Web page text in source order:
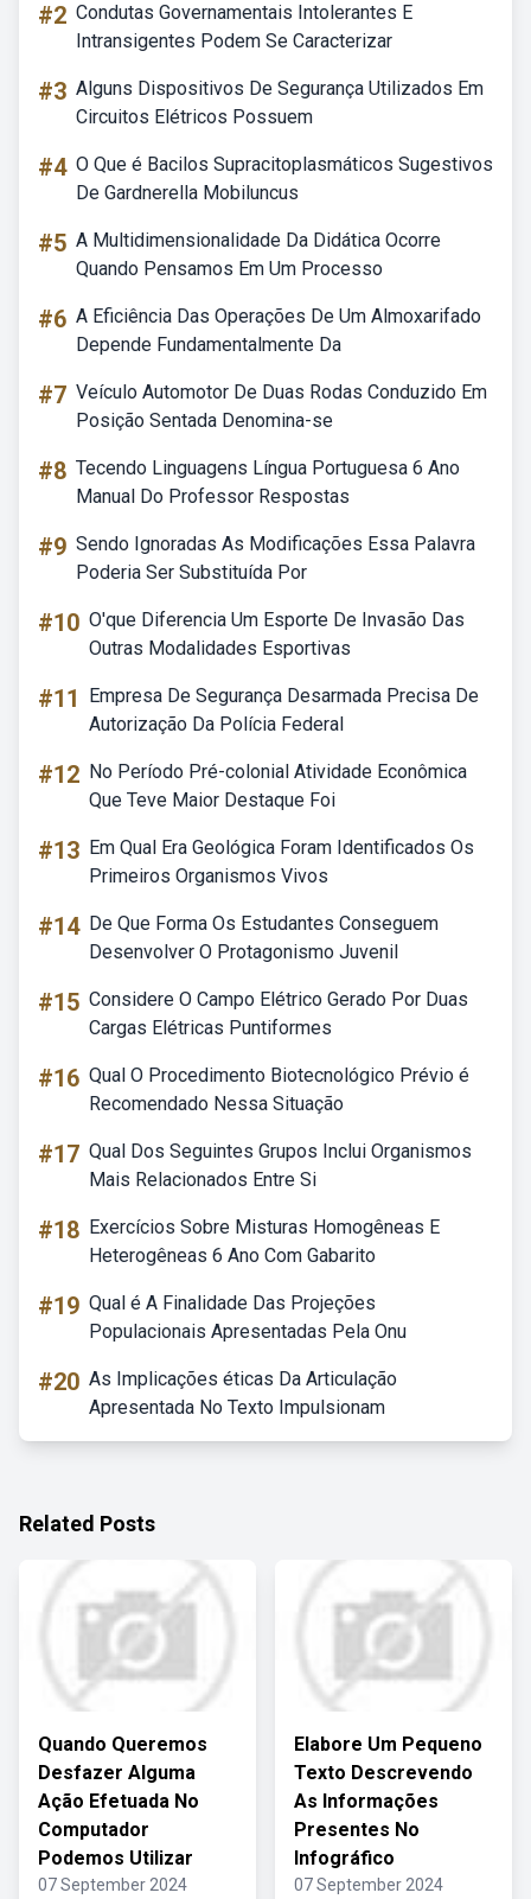
#2 Condutas Governamentais Intolerantes E
Intransigentes Podem Se Caracterizar
#3 Alguns Dispositivos De Segurança Utilizados Em
Circuitos Elétricos Possuem
#4 O Que é Bacilos Supracitoplasmáticos Sugestivos
De Gardnerella Mobiluncus
#5 A Multidimensionalidade Da Didática Ocorre
Quando Pensamos Em Um Processo
#6 A Eficiência Das Operações De Um Almoxarifado
Depende Fundamentalmente Da
#7 Veículo Automotor De Duas Rodas Conduzido Em
Posição Sentada Denomina-se
#8 Tecendo Linguagens Língua Portuguesa 6 Ano
Manual Do Professor Respostas
#9 Sendo Ignoradas As Modificações Essa Palavra
Poderia Ser Substituída Por
#10 O'que Diferencia Um Esporte De Invasão Das
Outras Modalidades Esportivas
#11
Empresa De Segurança Desarmada Precisa De
Autorização Da Polícia Federal
#12 No Período Pré-colonial Atividade Econômica
Que Teve Maior Destaque Foi
#13 Em Qual Era Geológica Foram Identificados Os
Primeiros Organismos Vivos
#14 De Que Forma Os Estudantes Conseguem
Desenvolver O Protagonismo Juvenil
#15 Considere O Campo Elétrico Gerado Por Duas
Cargas Elétricas Puntiformes
#16 Qual O Procedimento Biotecnológico Prévio é
Recomendado Nessa Situação
#17 Qual Dos Seguintes Grupos Inclui Organismos
Mais Relacionados Entre Si
#18 Exercícios Sobre Misturas Homogêneas E
Heterogêneas 6 Ano Com Gabarito
#19 Qual é A Finalidade Das Projeções
Populacionais Apresentadas Pela Onu
#20 As Implicações éticas Da Articulação
Apresentada No Texto Impulsionam
Related Posts
Quando Queremos
Desfazer Alguma
Ação Efetuada No
Computador
Podemos Utilizar
07 September 2024
Elabore Um Pequeno
Texto Descrevendo
As Informações
Presentes No
Infográfico
07 September 2024